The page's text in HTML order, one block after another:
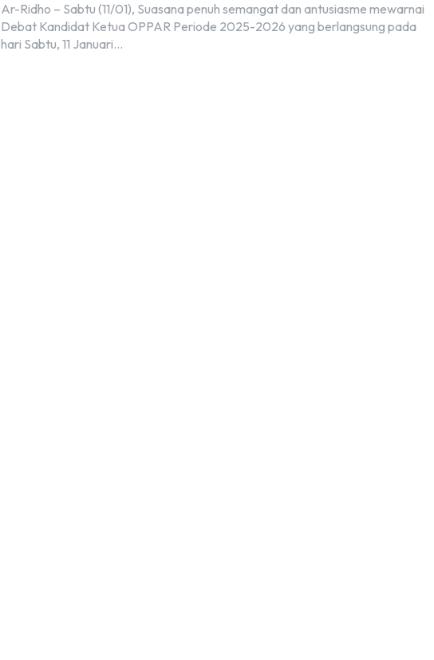
Ar-Ridho – Sabtu (11/01), Suasana penuh semangat dan antusiasme mewarnai
Debat Kandidat Ketua OPPAR Periode 2025-2026 yang berlangsung pada
hari Sabtu, 11 Januari...